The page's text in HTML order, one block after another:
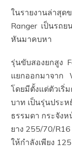
ในรายงานล่าสุด
Ranger เป็นรถ
หันมาคบหา
รุ่นขับสองยกสูง
แยกออกมาจาก
โดยมีตั้งแต่ตัวเริ่
บาท เป็นรุ่นประ
ธรรมดา กระจัง
ยาง 255/70/
ให้กำลังเพียง